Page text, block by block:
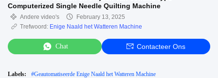
Computerized Single Needle Quilting Machine
Andere video's
February 13, 2025
Trefwoord: Enige Naald het Watteren Machine
Chat Contacteer Ons
Labels: #Geautomatiseerde Enige Naald het Watteren Machine